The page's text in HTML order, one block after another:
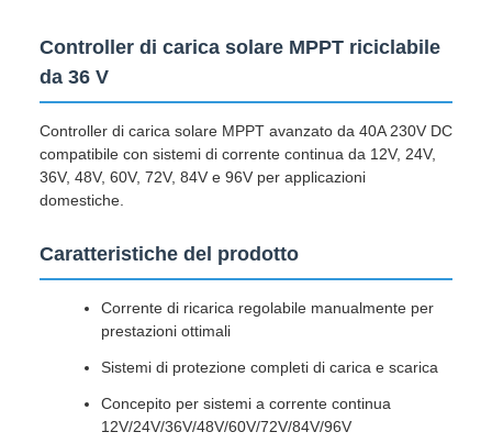
Controller di carica solare MPPT riciclabile
da 36 V
Controller di carica solare MPPT avanzato da 40A 230V DC
compatibile con sistemi di corrente continua da 12V, 24V,
36V, 48V, 60V, 72V, 84V e 96V per applicazioni
domestiche.
Caratteristiche del prodotto
Corrente di ricarica regolabile manualmente per
prestazioni ottimali
Sistemi di protezione completi di carica e scarica
Concepito per sistemi a corrente continua
12V/24V/36V/48V/60V/72V/84V/96V